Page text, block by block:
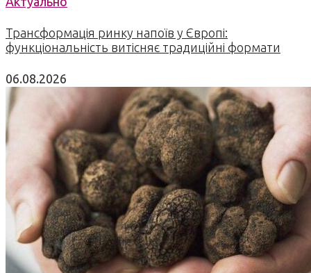
Трансформація ринку напоїв у Європі:
функціональність витісняє традиційні формати
06.08.2026